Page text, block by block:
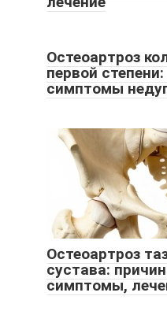
Остеоартроз
первой
симптомы
Остеоартроз
сустава:
симптомы,